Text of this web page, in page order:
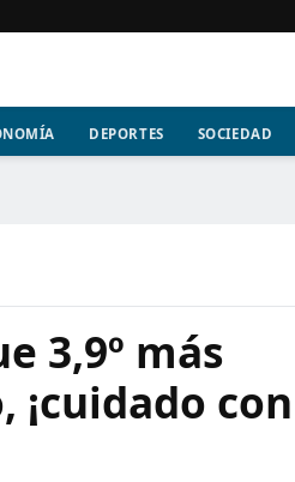
DEPORTES SOCIEDAD
3,9º más
¡cuidado con